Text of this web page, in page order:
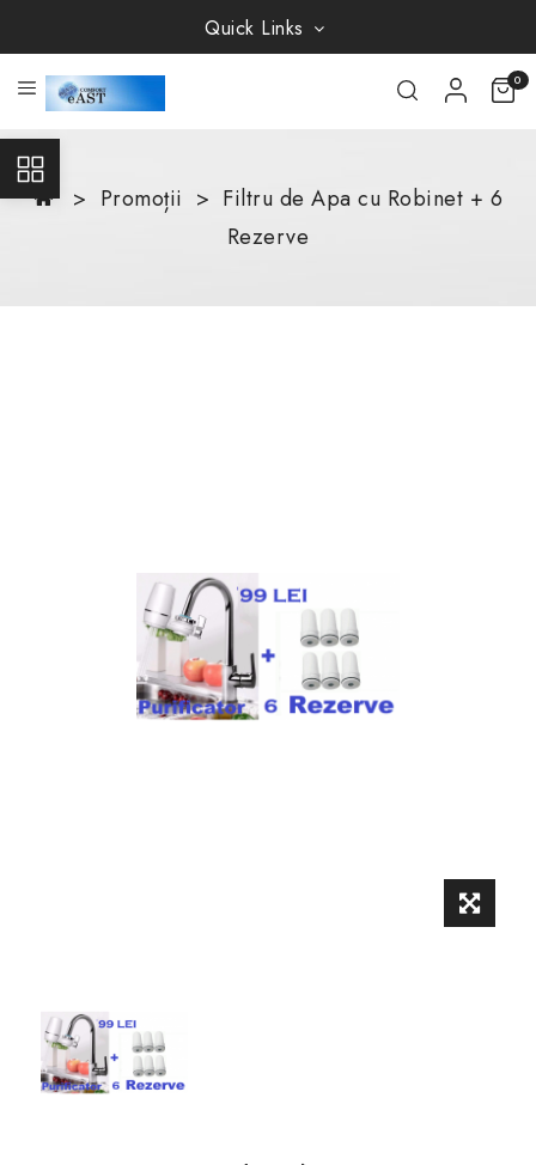
Quick Links
0
Promoții
Filtru de Apa cu Robinet + 6
Rezerve